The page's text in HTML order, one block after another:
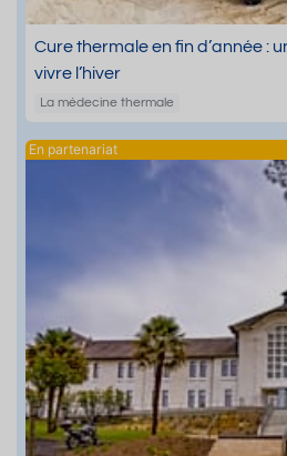
Cure thermale en fin d’année :
vivre l’hiver
La médecine thermale